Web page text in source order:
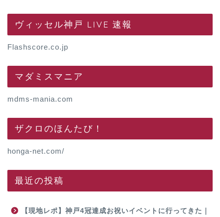
ヴィッセル神戸 LIVE 速報
Flashscore.co.jp
マダミスマニア
mdms-mania.com
ザクロのほんたび！
honga-net.com/
最近の投稿
【現地レポ】神戸4冠達成お祝いイベントに行ってきた｜